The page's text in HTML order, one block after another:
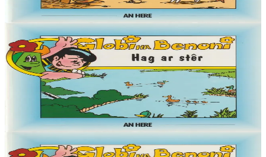
Er stok4,50 €
6 vloaz hag ouzhpenn
An Here
Globi ha Benoni - Hag ar stêr (8)
« Demat, Globi eo ma anv, ha deuet on war an Douar da welet ma
mignon Benoni. Pell-pell amzer zo e oa ken brav ar blanedenn
m'edon o vevañ hag an Douar....
Er stok4,50 €
6 vloaz hag ouzhpenn
An Here